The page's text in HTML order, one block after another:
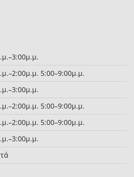
5:00–9:00μ.μ.
5:00–9:00μ.μ.
5:00–9:00μ.μ.